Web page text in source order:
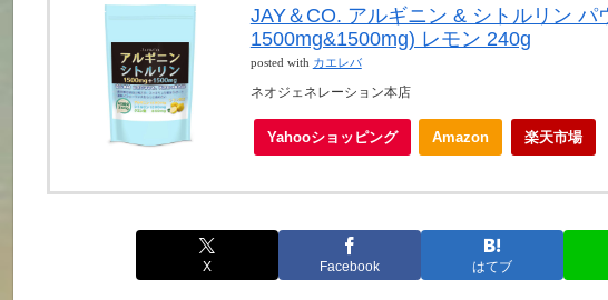
JAY＆CO. アルギニン & シトルリン パ
1500mg&1500mg) レモン 240g
posted with カエレバ
ネオジェネレーション本店
Yahooショッピング Amazon 楽天市場
X Facebook はてブ